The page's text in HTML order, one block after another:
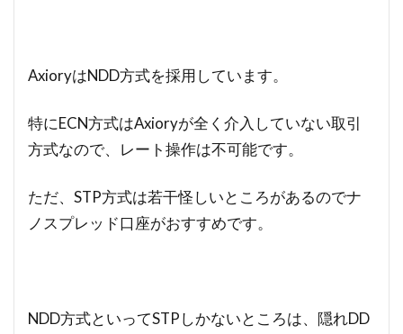
AxioryはNDD方式を採用しています。
特にECN方式はAxioryが全く介入していない取引
方式なので、レート操作は不可能です。
ただ、STP方式は若干怪しいところがあるのでナ
ノスプレッド口座がおすすめです。
NDD方式といってSTPしかないところは、隠れDD